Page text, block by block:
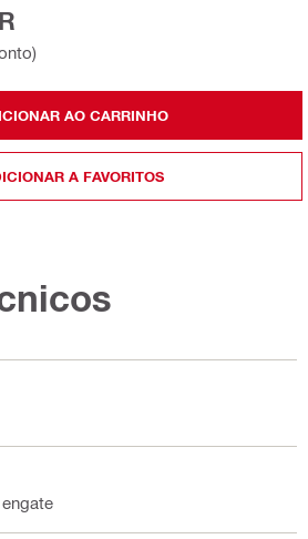
AO CARRINHO
A FAVORITOS
engate